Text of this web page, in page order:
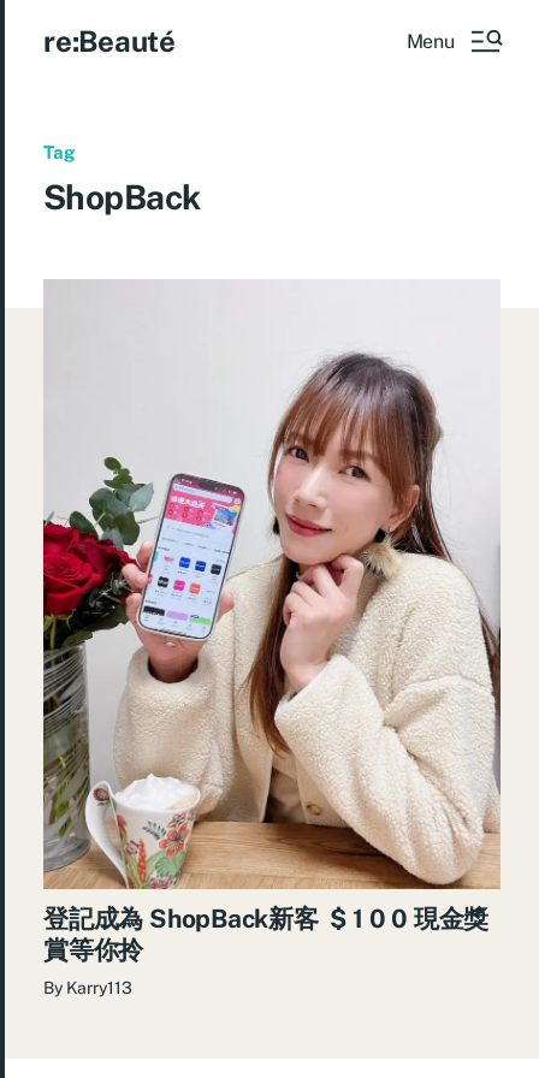
re:Beauté Menu
Tag
ShopBack
登記成為 ShopBack新客 $ 1 0 0 現金獎
賞等你拎
By Karry113